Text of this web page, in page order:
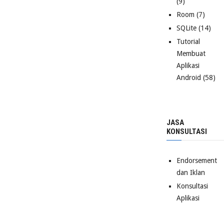
Room (7)
SQLite (14)
Tutorial
Membuat
Aplikasi
Android (58)
JASA
KONSULTASI
Endorsement
dan Iklan
Konsultasi
Aplikasi